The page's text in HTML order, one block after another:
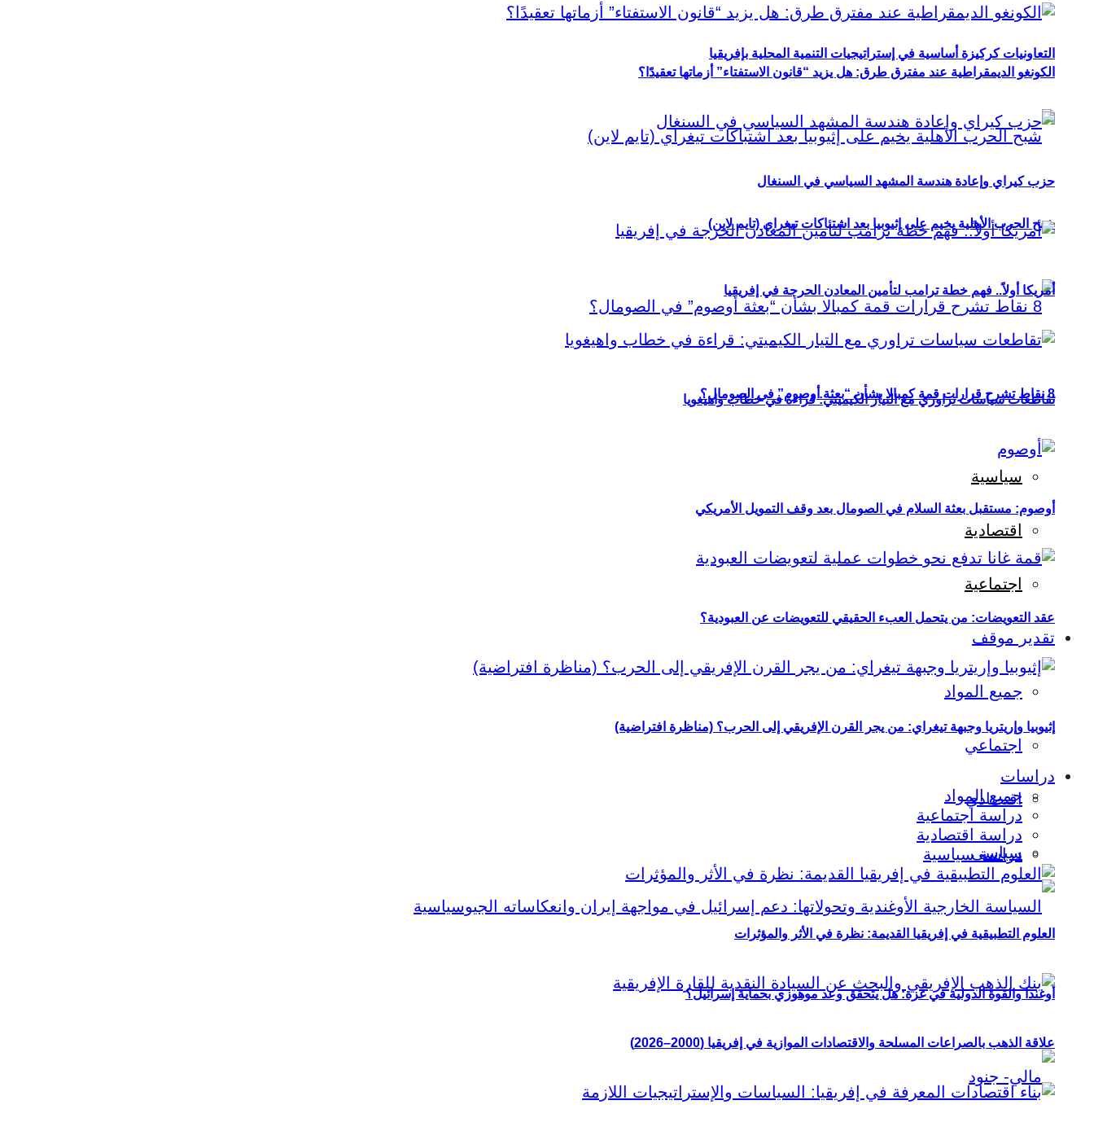
التعاونيات كركيزة أساسية في إستراتيجيات التنمية المحلية بإفريقيا
شبح الحرب الأهلية يخيم على إثيوبيا بعد اشتباكات تيغراي (تايم لاين)
8 نقاط تشرح قرارات قمة كمبالا بشأن “بعثة أوصوم” في الصومال؟
سياسية
اقتصادية
اجتماعية
تقدير موقف
جميع المواد
اجتماعي
اقتصادي
سياسي
أوغندا والقوة الدولية في غزة: هل يتحقق وعد موهوزي بحماية إسرائيل؟
الكونغو الديمقراطية عند مفترق طرق: هل يزيد “قانون الاستفتاء” أزماتها تعقيدًا؟
حزب كيراي وإعادة هندسة المشهد السياسي في السنغال
أمريكا أولاً.. فهم خطة ترامب لتأمين المعادن الحرجة في إفريقيا
تقاطعات سياسات تراوري مع التيار الكيميتي: قراءة في خطاب واهيغويا
أوصوم: مستقبل بعثة السلام في الصومال بعد وقف التمويل الأمريكي
عقد التعويضات: من يتحمل العبء الحقيقي للتعويضات عن العبودية؟
إثيوبيا وإريتريا وجبهة تيغراي: من يجر القرن الإفريقي إلى الحرب؟ (مناظرة افتراضية)
دراسات
جميع المواد
دراسة اجتماعية
دراسة اقتصادية
دراسة سياسية
العلوم التطبيقية في إفريقيا القديمة: نظرة في الأثر والمؤثرات
علاقة الذهب بالصراعات المسلحة والاقتصادات الموازية في إفريقيا (2000–2026)